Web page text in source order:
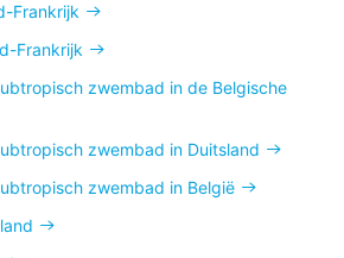
Frankrijk
Frankrijk
zwembad in de Belgische
zwembad in Duitsland
zwembad in België